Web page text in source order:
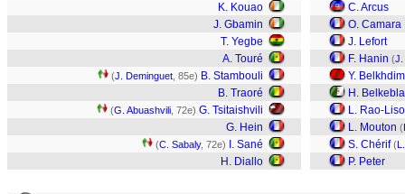
K. Kouao
J. Gbamin
T. Yegbe
A. Touré
(J. Deminguet , 85e) B. Stambouli
B. Traoré
(G. Abuashvili , 72e) G. Tsitaishvili
G. Hein
(C. Sabaly, 72e)
I. Sané
H. Diallo
C. Arcus
O. Camara
J. Lefort
F. Hanin (J.
Y. Belkhdim
H. Belkebla
L. Rao-
L. Mouton (
S. Chérif (
P. Peter